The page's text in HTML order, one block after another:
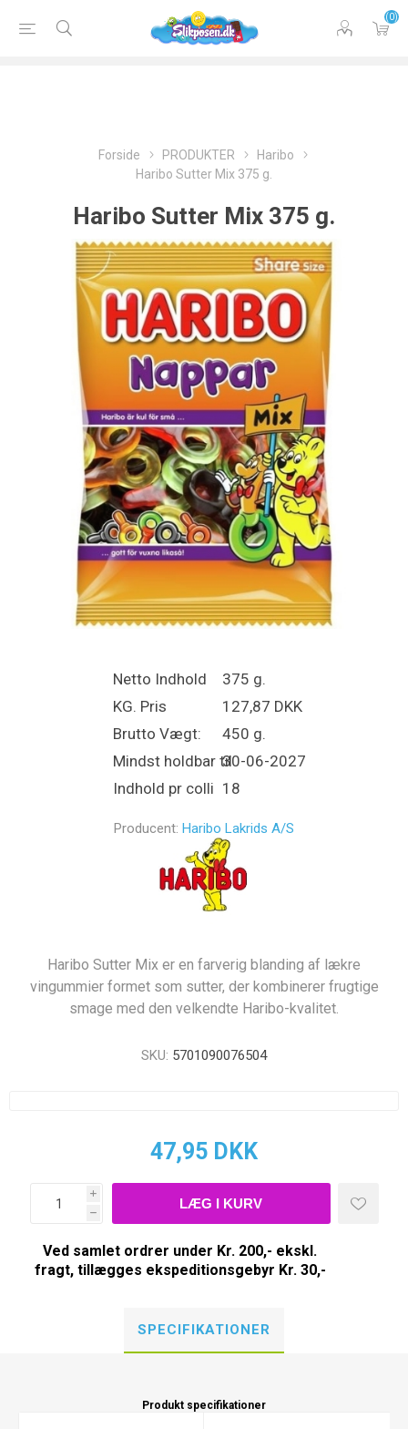
(0)
Forside PRODUKTER
Haribo
Haribo Sutter Mix 375 g.
Haribo Sutter Mix 375 g.
Netto Indhold
375 g.
KG. Pris
127,87 DKK
Brutto Vægt:
450 g.
Mindst holdbar til30-06-2027
Indhold pr colli 18
Producent: Haribo Lakrids A/S
Haribo Sutter Mix er en farverig blanding af lækre
vingummier formet som sutter, der kombinerer frugtige
smage med den velkendte Haribo-kvalitet.
SKU: 5701090076504
47,95 DKK
i
h
Ved samlet ordrer under Kr. 200,- ekskl.
fragt, tillægges ekspeditionsgebyr Kr. 30,-
SPECIFIKATIONER
Produkt specifikationer